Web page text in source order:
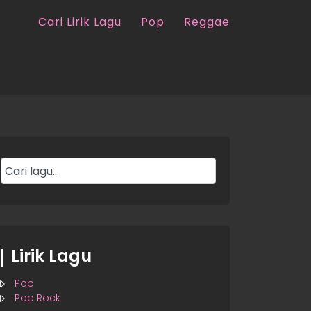
Cari Lirik Lagu Pop Reggae
Lirik Lagu
Pop
Pop Rock